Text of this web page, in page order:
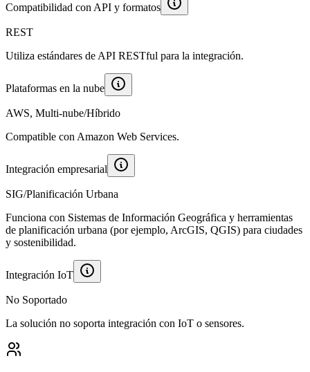
Compatibilidad con API y formatos
REST
Utiliza estándares de API RESTful para la integración.
Plataformas en la nube
AWS, Multi-nube/Híbrido
Compatible con Amazon Web Services.
Integración empresarial
SIG/Planificación Urbana
Funciona con Sistemas de Información Geográfica y herramientas
de planificación urbana (por ejemplo, ArcGIS, QGIS) para ciudades
y sostenibilidad.
Integración IoT
No Soportado
La solución no soporta integración con IoT o sensores.